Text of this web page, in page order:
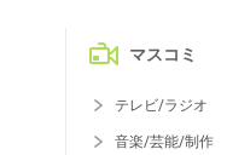
マスコミ
テレビ/ラジオ
音楽/芸能/制作